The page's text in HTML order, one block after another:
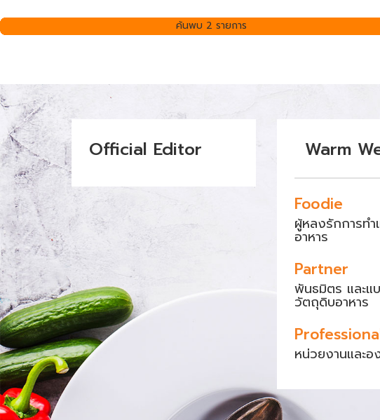
ค้นพบ 2 รายการ
Official Editor Warm
Foodie
ผู้หลงรักการทำ
อาหาร
Partner
พันธมิตร และแ
วัตถุดิบอาหาร
หน่วยงานและอ